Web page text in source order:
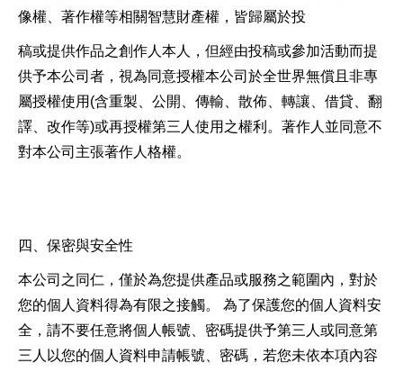
像權、著作權等相關智慧財產權，皆歸屬於投
稿或提供作品之創作人本人，但經由投稿或參加活動而提
供予本公司者，視為同意授權本公司於全世界無償且非專
屬授權使用(含重製、公開、傳輸、散佈、轉讓、借貸、翻
譯、改作等)或再授權第三人使用之權利。著作人並同意不
對本公司主張著作人格權。
四、保密與安全性
本公司之同仁，僅於為您提供產品或服務之範圍內，對於
您的個人資料得為有限之接觸。 為了保護您的個人資料安
全，請不要任意將個人帳號、密碼提供予第三人或同意第
三人以您的個人資料申請帳號、密碼，若您未依本項內容